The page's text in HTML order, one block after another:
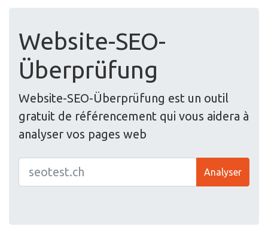
Website-SEO-
Überprüfung
Website-SEO-Überprüfung est un outil
gratuit de référencement qui vous aidera à
analyser vos pages web
Analyser